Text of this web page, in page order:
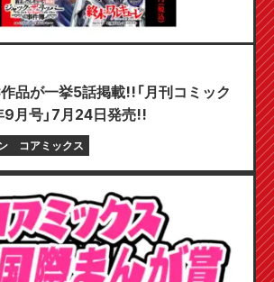
品が一挙5話掲載!!「月刊コミック
月号」7月24日発売!!
コアミックス